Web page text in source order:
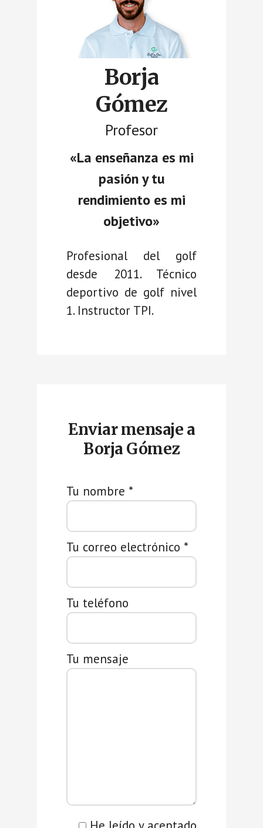
Borja
Gómez
Profesor
«La enseñanza es mi
pasión y tu
rendimiento es mi
objetivo»
Profesional del golf
desde 2011. Técnico
deportivo de golf nivel
1. Instructor TPI.
Enviar mensaje a
Borja Gómez
Tu nombre *
Tu correo electrónico *
Tu teléfono
Tu mensaje